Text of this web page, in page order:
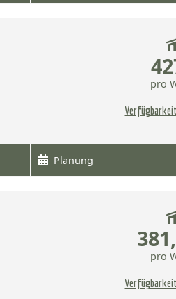
pro
Planung
pro